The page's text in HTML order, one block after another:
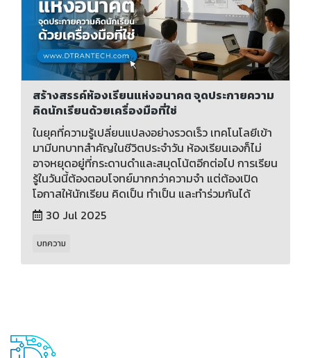
สร้างสรรค์ห้องเรียนแห่งอนาคต จุดประกายความ
คิดนักเรียนด้วยเครื่องมือที่ใช่
ในยุคที่ความรู้เปลี่ยนแปลงอย่างรวดเร็ว เทคโนโลยีเข้า
มามีบทบาทสำคัญในชีวิตประจำวัน ห้องเรียนเองก็ไม่
อาจหยุดอยู่ที่กระดานดำและสมุดโน้ตอีกต่อไป การเรียน
รู้ในวันนี้ต้องตอบโจทย์มากกว่าความจำ แต่ต้องเปิด
โอกาสให้นักเรียน คิดเป็น ทำเป็น และทำร่วมกันได้
30 Jul 2025
บทความ